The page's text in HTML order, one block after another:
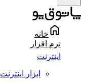
خانه
نرم افزار
اینترنت
ابزار اینترنت